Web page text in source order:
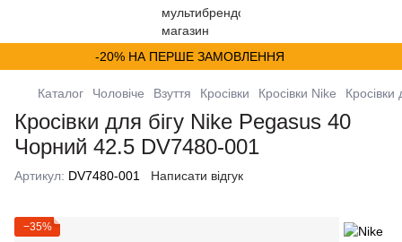
-20% НА ПЕРШЕ ЗАМОВЛЕННЯ
Каталог Чоловіче Взуття Кросівки Кросівки Nike
Кросівки для бігу Nike Pegasus 40
Чорний 42.5 DV7480-001
Артикул: DV7480-001 Написати відгук
−35%